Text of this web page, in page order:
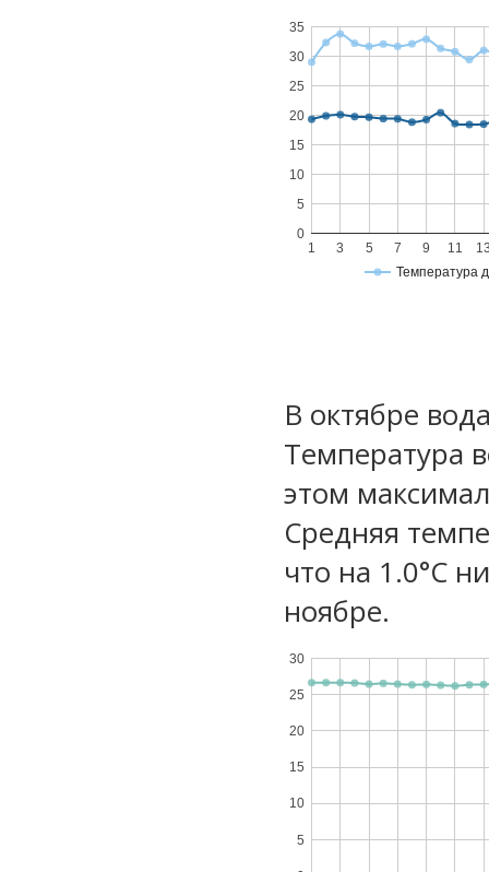
Температура
1 3 5 7 9 11
0
5
10
15
20
25
30
35
В октябре
Температура
этом
Средняя
что на 1.0°C
ноябре.
5
10
15
20
25
30